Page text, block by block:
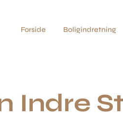
Forside Boligindretning
Indre